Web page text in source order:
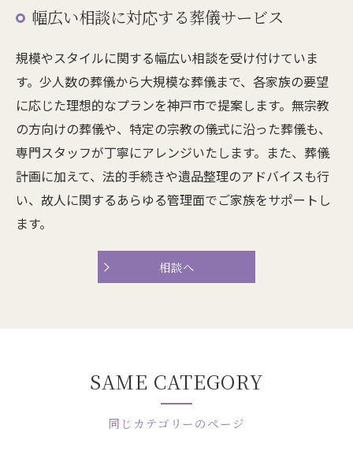
幅広い相談に対応する葬儀サービス
規模やスタイルに関する幅広い相談を受け付けていま
す。少人数の葬儀から大規模な葬儀まで、各家族の要望
に応じた理想的なプランを神戸市で提案します。無宗教
の方向けの葬儀や、特定の宗教の儀式に沿った葬儀も、
専門スタッフが丁寧にアレンジいたします。また、葬儀
計画に加えて、法的手続きや遺品整理のアドバイスも行
い、故人に関するあらゆる管理面でご家族をサポートし
ます。
相談へ
同じカテゴリーのページ
SAME CATEGORY